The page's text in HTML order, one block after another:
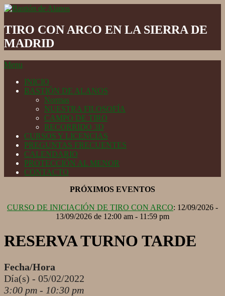
Skip
content
de
Alanos
TIRO CON ARCO EN LA SIERRA DE
MADRID
Secondary
Menu
Menu
INICIO
BASTIÓN DE ALANOS
Normas
NUESTRA FILOSOFÍA
CAMPO DE TIRO
RECORRIDO 3D
CURSOS Y LICENCIAS
PREGUNTAS FRECUENTES
CALENDARIO
PROTECCIÓN AL MENOR
CONTACTO
PRÓXIMOS EVENTOS
CURSO DE INICIACIÓN DE TIRO CON ARCO: 12/09/2026 -
13/09/2026 de 12:00 am - 11:59 pm
RESERVA TURNO TARDE
Fecha/Hora
Día(s) - 05/02/2022
3:00 pm - 10:30 pm